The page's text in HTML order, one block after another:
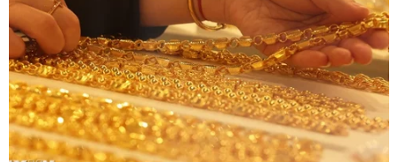
Bên ngoài Tháp Bà Ponnagar. (Ảnh TTXVN phát)
Lễ hội Tháp Bà Ponagar năm 2024 do Ủy ban
Nhân dân tỉnh Khánh Hòa tổ chức khai mạc
ngày 29/4 tại đồi Cù Lao, thành phố Nha Trang,
tỉnh Khánh Hòa.